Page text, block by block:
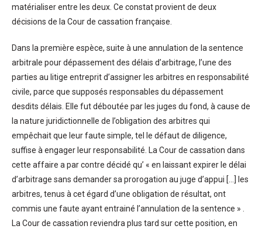
matérialiser entre les deux. Ce constat provient de deux
décisions de la Cour de cassation française.
Dans la première espèce, suite à une annulation de la sentence
arbitrale pour dépassement des délais d’arbitrage, l’une des
parties au litige entreprit d’assigner les arbitres en responsabilité
civile, parce que supposés responsables du dépassement
desdits délais. Elle fut déboutée par les juges du fond, à cause de
la nature juridictionnelle de l’obligation des arbitres qui
empêchait que leur faute simple, tel le défaut de diligence,
suffise à engager leur responsabilité. La Cour de cassation dans
cette affaire a par contre décidé qu’ « en laissant expirer le délai
d’arbitrage sans demander sa prorogation au juge d’appui […] les
arbitres, tenus à cet égard d’une obligation de résultat, ont
commis une faute ayant entrainé l’annulation de la sentence » .
La Cour de cassation reviendra plus tard sur cette position, en